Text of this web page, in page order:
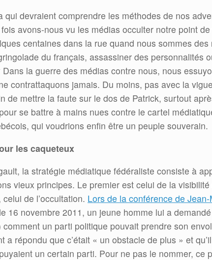
qui devraient comprendre les méthodes de nos
avons-nous vu les médias occulter notre point
centaines dans la rue quand nous sommes
du français, assassiner des personnalités
la guerre des médias contre nous, nous
contrattaquons jamais. Du moins, pas avec la
de mettre la faute sur le dos de Patrick, surtout
se battre à mains nues contre le cartel
qui voudrions enfin être un peuple souverain.
les caqueteux
la stratégie médiatique fédéraliste consiste à
vieux principes. Le premier est celui de la
de l’occultation. Lors de la conférence de
16 novembre 2011, un jeune homme lui a
un parti politique pouvait prendre son
a répondu que c’était « un obstacle de plus » et
un certain parti. Pour ne pas le nommer, ce